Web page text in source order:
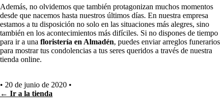
Además, no olvidemos que también protagonizan muchos momentos
desde que nacemos hasta nuestros últimos días. En nuestra empresa
estamos a tu disposición no solo en las situaciones más alegres, sino
también en los acontecimientos más difíciles. Si no dispones de tiempo
para ir a una floristería en Almadén, puedes enviar arreglos funerarios
para mostrar tus condolencias a tus seres queridos a través de nuestra
tienda online.
• 20 de junio de 2020 •
← Ir a la tienda